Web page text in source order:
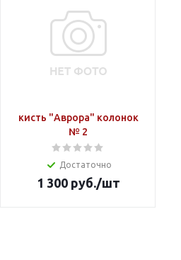
кисть "Аврора" колонок
№ 2
Достаточно
1 300руб./шт